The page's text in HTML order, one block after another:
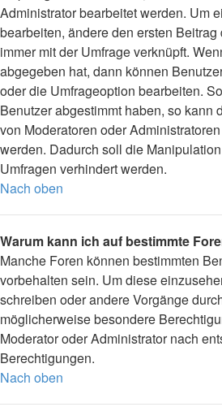
Administrator bearbeitet werden. Um
bearbeiten, ändere den ersten
immer mit der Umfrage verknüpft.
abgegeben hat, dann können
oder die Umfrageoption bearbeiten.
Benutzer abgestimmt haben, so kann
von Moderatoren oder
werden. Dadurch soll die
Umfragen verhindert werden.
Nach oben
Warum kann ich auf bestimmte
Manche Foren können bestimmten
vorbehalten sein. Um diese
schreiben oder andere Vorgänge
möglicherweise besondere
Moderator oder Administrator nach
Berechtigungen.
Nach oben